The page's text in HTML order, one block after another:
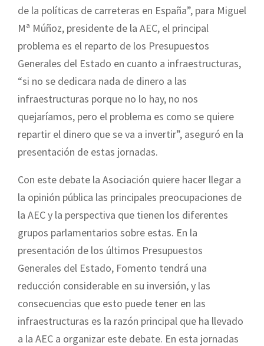
de la políticas de carreteras en España”, para Miguel
Mª Múñoz, presidente de la AEC, el principal
problema es el reparto de los Presupuestos
Generales del Estado en cuanto a infraestructuras,
“si no se dedicara nada de dinero a las
infraestructuras porque no lo hay, no nos
quejaríamos, pero el problema es como se quiere
repartir el dinero que se va a invertir”, aseguró en la
presentación de estas jornadas.
Con este debate la Asociación quiere hacer llegar a
la opinión pública las principales preocupaciones de
la AEC y la perspectiva que tienen los diferentes
grupos parlamentarios sobre estas. En la
presentación de los últimos Presupuestos
Generales del Estado, Fomento tendrá una
reducción considerable en su inversión, y las
consecuencias que esto puede tener en las
infraestructuras es la razón principal que ha llevado
a la AEC a organizar este debate. En esta jornadas